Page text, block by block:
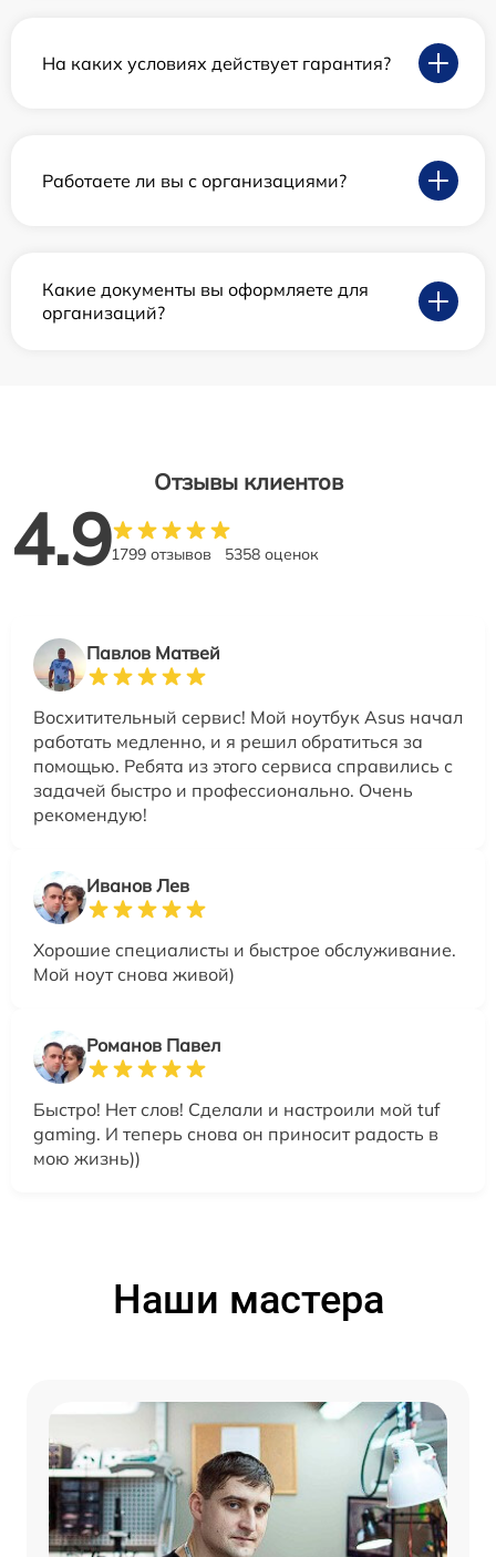
На каких условиях действует гарантия?
Работаете ли вы с организациями?
Какие документы вы оформляете для
организаций?
Отзывы клиентов
4.91799 отзывов 5358 оценок
Павлов Матвей
Восхитительный сервис! Мой ноутбук Asus начал
работать медленно, и я решил обратиться за
помощью. Ребята из этого сервиса справились с
задачей быстро и профессионально. Очень
рекомендую!
Иванов Лев
Хорошие специалисты и быстрое обслуживание.
Мой ноут снова живой)
Романов Павел
Быстро! Нет слов! Сделали и настроили мой tuf
gaming. И теперь снова он приносит радость в
мою жизнь))
Наши мастера